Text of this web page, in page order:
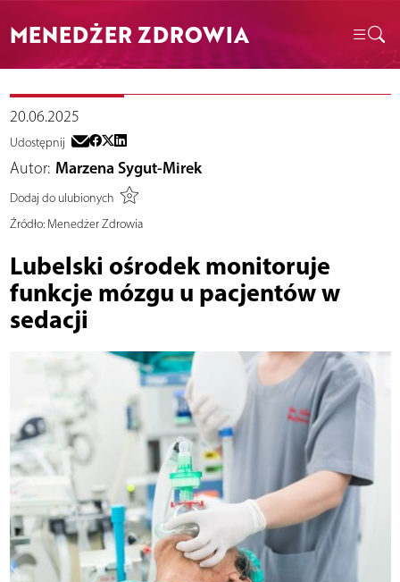
MENEDŻER ZDROWIA
20.06.2025
Udostępnij
Autor: Marzena Sygut-Mirek
Dodaj do ulubionych
Źródło:Menedżer Zdrowia
Lubelski ośrodek monitoruje
funkcje mózgu u pacjentów w
sedacji